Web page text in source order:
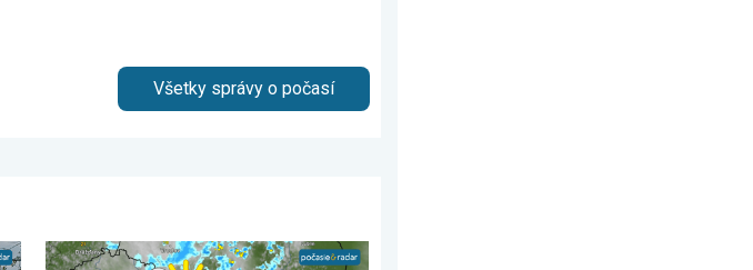
Všetky správy o počasí
. . pondelok 6. júla 2026
Stabilná prestávka v počasí sa skončila. 3-dňová predpoveď. . . pondelok 8. júna 2026